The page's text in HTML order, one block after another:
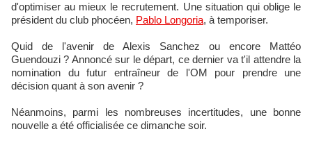
d'optimiser au mieux le recrutement. Une situation qui oblige le
président du club phocéen, Pablo Longoria, à temporiser.
Quid de l'avenir de Alexis Sanchez ou encore Mattéo
Guendouzi ? Annoncé sur le départ, ce dernier va t'il attendre la
nomination du futur entraîneur de l'OM pour prendre une
décision quant à son avenir ?
Néanmoins, parmi les nombreuses incertitudes, une bonne
nouvelle a été officialisée ce dimanche soir.